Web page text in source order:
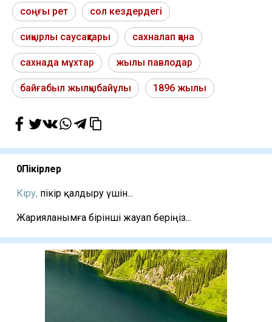
соңғы рет сол кездердегі
сиқырлы саусақтары сахналап қана
сахнада мұхтар жылы павлодар
байғабыл жылқыбайұлы 1896 жылы
0Пікірлер
Кіру, пікір қалдыру үшін...
Жарияланымға бірінші жауап беріңіз...